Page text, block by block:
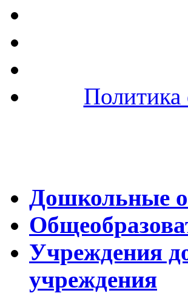
Политика
Дошкольные
Учреждения
учреждения